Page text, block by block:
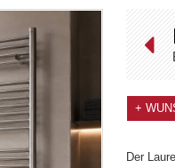
Moderne Designventile
Nostalgische Ventile
+
Der